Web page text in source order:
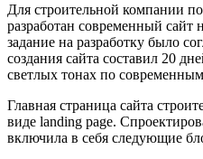
Для строительной компании
разработан современный сайт
задание на разработку было
создания сайта составил 20
светлых тонах по
Главная страница сайта
виде landing page.
включила в себя следующие